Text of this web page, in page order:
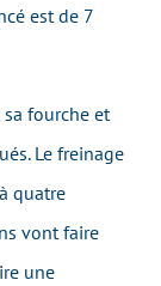
est de 7
fourche et
Le freinage
quatre
vont faire
une